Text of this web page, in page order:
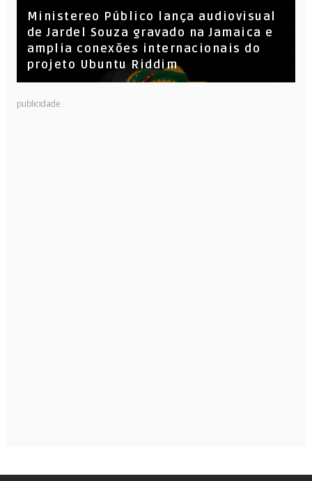
​Ministereo Público lança audiovisual
de Jardel Souza gravado na Jamaica e
amplia conexões internacionais do
projeto Ubuntu Riddim
publicidade